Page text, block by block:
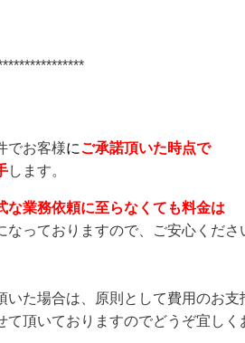
でお客様にご承諾頂いた時点で
します。
な業務依頼に至らなくても料金は
なっておりますので、ご安心くださ
いた場合は、原則として費用のお支
て頂いておりますのでどうぞ宜しく